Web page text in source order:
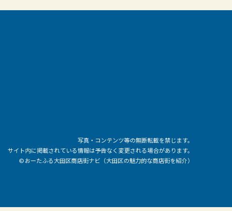
写真・コンテンツ等の無断転載を禁じます。
サイト内に掲載されている情報は予告なく変更される場合があります。
© おーたふる大田区商店街ナビ（大田区の魅力的な商店街を紹介）